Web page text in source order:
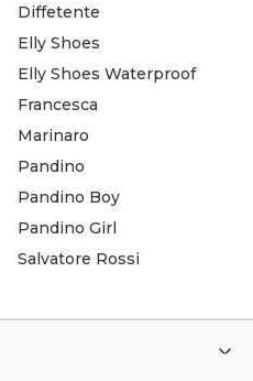
Diffetente
Elly Shoes
Elly Shoes Waterproof
Francesca
Marinaro
Pandino
Pandino Boy
Pandino Girl
Salvatore Rossi